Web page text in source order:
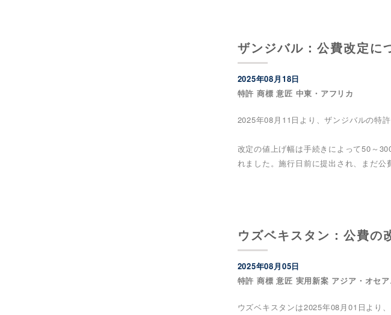
ザンジバル：公費改定に
2025年08月18日
特許 商標 意匠 中東・アフリカ
2025年08月11日より、ザンジバルの特
改定の値上げ幅は手続きによって50～
れました。施行日前に提出され、まだ公
ウズベキスタン：公費の
2025年08月05日
特許 商標 意匠 実用新案 アジア・オセ
ウズベキスタンは2025年08月01日より